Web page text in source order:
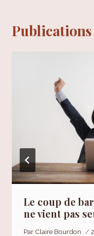
Le coup de
ne vient pas
Par Claire Bourdon